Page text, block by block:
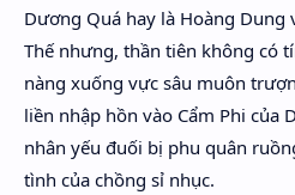
Dương Quá hay là Hoàng Dung
Thế nhưng, thần tiên không có
nàng xuống vực sâu muôn
liền nhập hồn vào Cẩm Phi của
nhân yếu đuối bị phu quân
tình của chồng sỉ nhục.